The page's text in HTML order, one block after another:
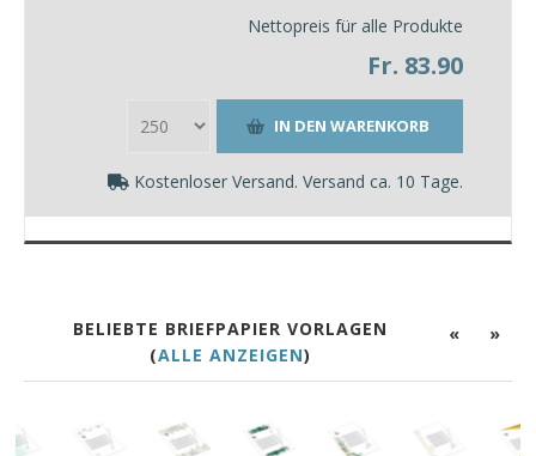
Nettopreis für alle Produkte
Fr. 83.90
Kostenloser Versand. Versand ca. 10 Tage.
« »
BELIEBTE BRIEFPAPIER VORLAGEN
(ALLE ANZEIGEN)